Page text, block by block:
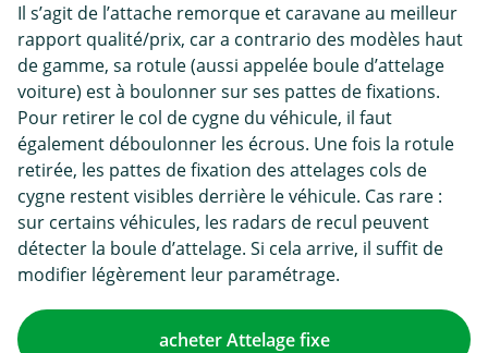
Il s’agit de l’attache remorque et caravane au meilleur
rapport qualité/prix, car a contrario des modèles haut
de gamme, sa rotule (aussi appelée boule d’attelage
voiture) est à boulonner sur ses pattes de fixations.
Pour retirer le col de cygne du véhicule, il faut
également déboulonner les écrous. Une fois la rotule
retirée, les pattes de fixation des attelages cols de
cygne restent visibles derrière le véhicule. Cas rare :
sur certains véhicules, les radars de recul peuvent
détecter la boule d’attelage. Si cela arrive, il suffit de
modifier légèrement leur paramétrage.
acheter Attelage fixe